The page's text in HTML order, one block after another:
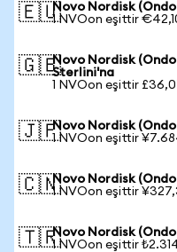
🇪🇺Novo Nordisk
1 NVOon eşittir
🇬🇧Novo Nordisk
Sterlini'na
1 NVOon eşittir
🇯🇵Novo Nordisk
1 NVOon eşittir
🇨🇳Novo Nordisk
1 NVOon eşittir
🇹🇷Novo Nordisk
1 NVOon eşittir